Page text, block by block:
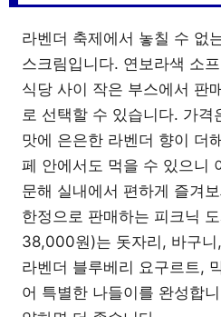
라벤더 축제에서 놓칠 수 없
스크림입니다. 연보라색 소
식당 사이 작은 부스에서 판
로 선택할 수 있습니다. 가
맛에 은은한 라벤더 향이 더
페 안에서도 먹을 수 있으니
문해 실내에서 편하게 즐겨
한정으로 판매하는 피크닉
38,000원)는 돗자리, 바구
라벤더 블루베리 요구르트,
어 특별한 나들이를 완성합